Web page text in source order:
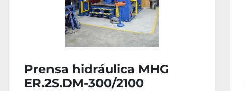
Prensa hidráulica
sobremesa LIZUAN PS